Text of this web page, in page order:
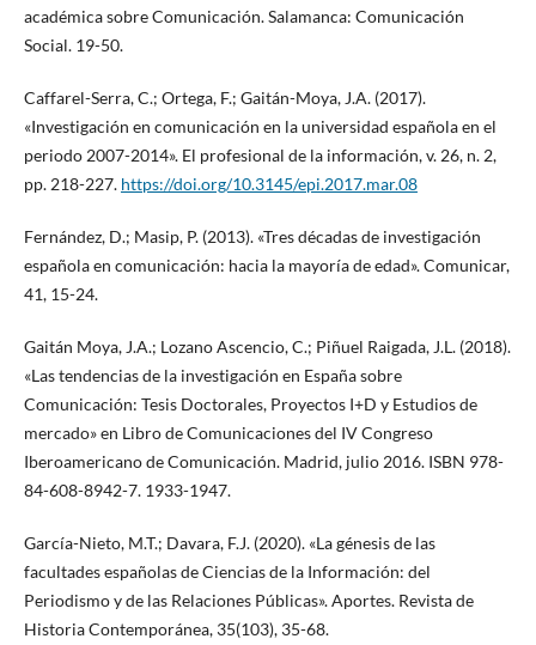
académica sobre Comunicación. Salamanca: Comunicación
Social. 19-50.
Caffarel-Serra, C.; Ortega, F.; Gaitán-Moya, J.A. (2017).
«Investigación en comunicación en la universidad española en el
periodo 2007-2014». El profesional de la información, v. 26, n. 2,
pp. 218-227. https://doi.org/10.3145/epi.2017.mar.08
Fernández, D.; Masip, P. (2013). «Tres décadas de investigación
española en comunicación: hacia la mayoría de edad». Comunicar,
41, 15-24.
Gaitán Moya, J.A.; Lozano Ascencio, C.; Piñuel Raigada, J.L. (2018).
«Las tendencias de la investigación en España sobre
Comunicación: Tesis Doctorales, Proyectos I+D y Estudios de
mercado» en Libro de Comunicaciones del IV Congreso
Iberoamericano de Comunicación. Madrid, julio 2016. ISBN 978-
84-608-8942-7. 1933-1947.
García-Nieto, M.T.; Davara, F.J. (2020). «La génesis de las
facultades españolas de Ciencias de la Información: del
Periodismo y de las Relaciones Públicas». Aportes. Revista de
Historia Contemporánea, 35(103), 35-68.